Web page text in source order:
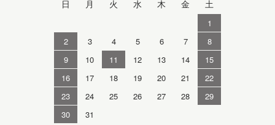
日
月 火 水 木 金 土
1
2
3 4 5 6 7
8
9
10 11 12 13 14
15
16
17 18 19 20 21
22
23
24 25 26 27 28
29
30
31